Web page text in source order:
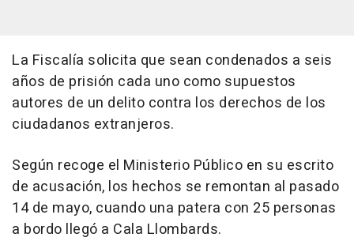
La Fiscalía solicita que sean condenados a seis
años de prisión cada uno como supuestos
autores de un delito contra los derechos de los
ciudadanos extranjeros.
Según recoge el Ministerio Público en su escrito
de acusación, los hechos se remontan al pasado
14 de mayo, cuando una patera con 25 personas
a bordo llegó a Cala Llombards.